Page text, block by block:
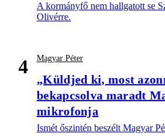
A kormányfő nem hallgatott se
Olivérre.
4 Magyar Péter
„Küldjed ki, most
bekapcsolva maradt
mikrofonja
Ismét őszintén beszélt Magyar